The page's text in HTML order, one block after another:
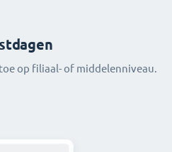
op filiaal- of middelenniveau.